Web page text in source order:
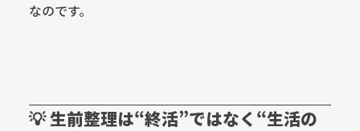
なのです。
💡 生前整理は“終活”ではなく“生活の